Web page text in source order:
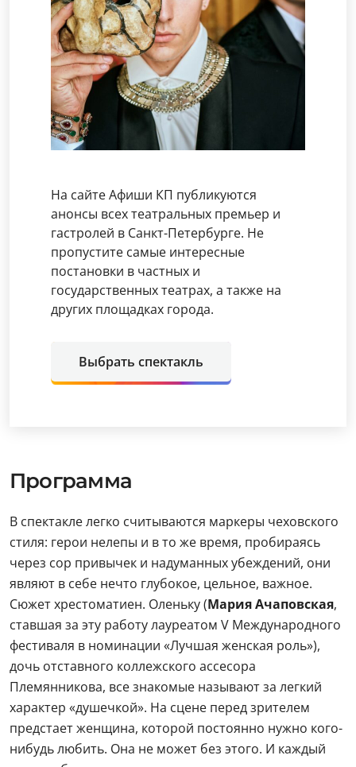
На сайте Афиши КП публикуются
анонсы всех театральных премьер и
гастролей в Санкт-Петербурге. Не
пропустите самые интересные
постановки в частных и
государственных театрах, а также на
других площадках города.
Выбрать спектакль
Программа
В спектакле легко считываются маркеры чеховского
стиля: герои нелепы и в то же время, пробираясь
через сор привычек и надуманных убеждений, они
являют в себе нечто глубокое, цельное, важное.
Сюжет хрестоматиен. Оленьку (Мария Ачаповская,
ставшая за эту работу лауреатом V Международного
фестиваля в номинации «Лучшая женская роль»),
дочь отставного коллежского ассесора
Племянникова, все знакомые называют за легкий
характер «душечкой». На сцене перед зрителем
предстает женщина, которой постоянно нужно кого-
нибудь любить. Она не может без этого. И каждый